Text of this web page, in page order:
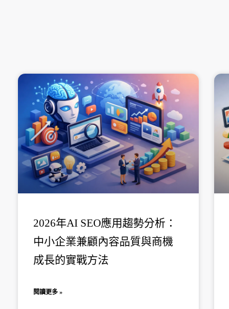
2026年AI SEO應用趨勢分析：
中小企業兼顧內容品質與商機
成長的實戰方法
閱讀更多 »